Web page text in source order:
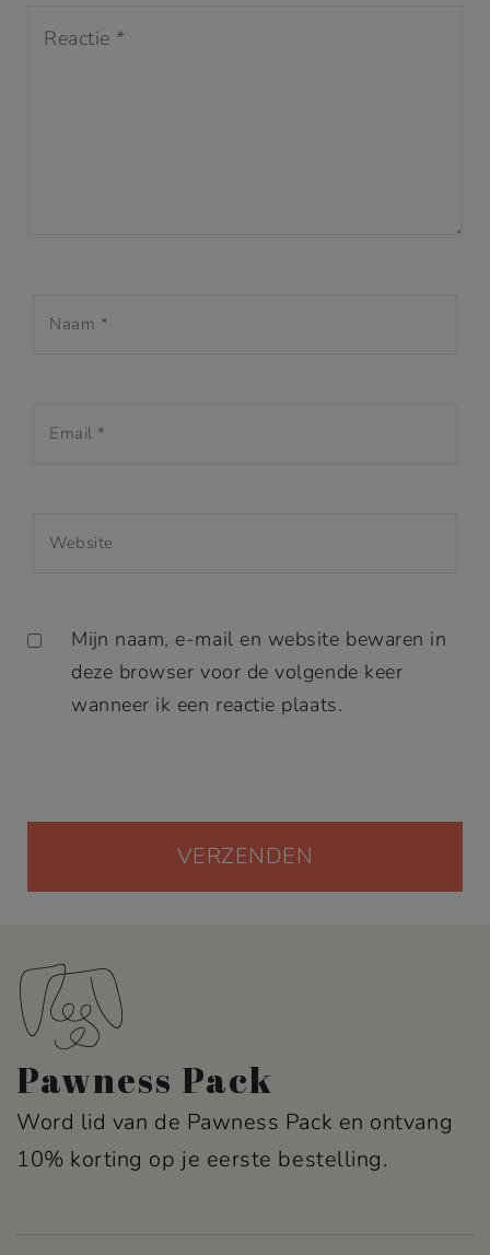
Mijn naam, e-mail en website bewaren in
deze browser voor de volgende keer
wanneer ik een reactie plaats.
Pawness Pack
Word lid van de Pawness Pack en ontvang
10% korting op je eerste bestelling.